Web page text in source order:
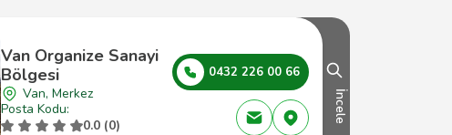
Van Organize Sanayi
Bölgesi
Van, Merkez
Posta Kodu:
0.0 (0)
0432 226 00 66
İncele